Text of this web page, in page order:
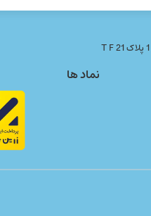
نماد ها